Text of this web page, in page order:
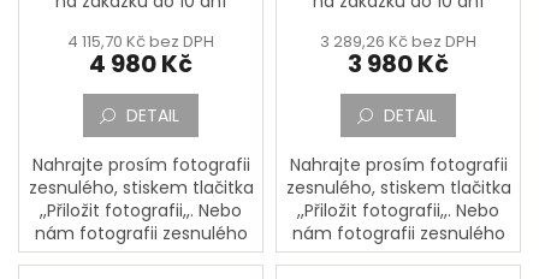
4 115,70 Kč bez DPH
4 980 Kč
DETAIL
Nahrajte prosím fotografii
zesnulého, stiskem tlačitka
,,Přiložit fotografii,,. Nebo
nám fotografii zesnulého
pošlete poštou na adresu:
3 289,26 Kč bez DPH
3 980 Kč
DETAIL
Nahrajte prosím fotografii
zesnulého, stiskem tlačitka
,,Přiložit fotografii,,. Nebo
nám fotografii zesnulého
pošlete poštou na adresu: